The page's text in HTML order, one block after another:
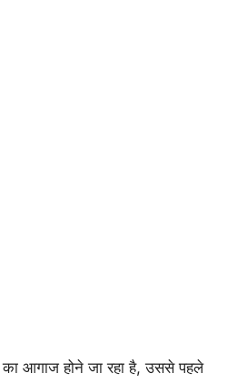
आगाज होने जा रहा है, उससे पहले